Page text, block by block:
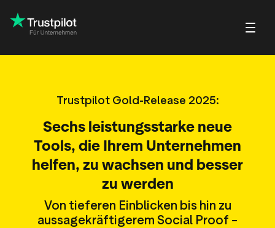
Unternehmen
Großunternehmen
Beantworten von
Bewertungen
Kundenbeispiele
Tipps & Tatsachen
Webinare & Videos
Hilfecenter
Partner: Referral-Programm
Integrationen
Trustpilot für
Trustpilot Gold-Release 2025:
Sechs leistungsstarke neue
Tools, die Ihrem Unternehmen
helfen, zu wachsen und besser
zu werden
Von tieferen Einblicken bis hin zu
aussagekräftigerem Social Proof –